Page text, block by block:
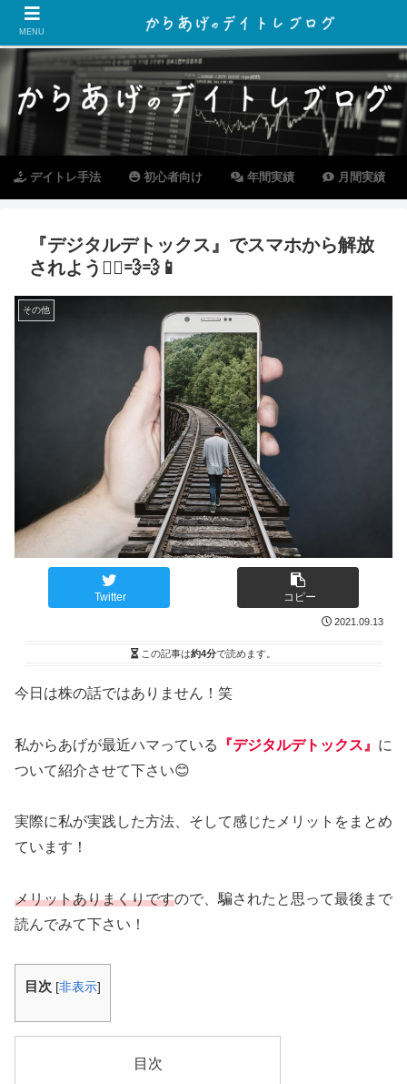
デイトレ手法 初心者向け 年間実績 月間実績
『デジタルデトックス』でスマホから解放
されよう🏃‍♂️💨💨📱
その他
Twitter コピー
2021.09.13
この記事は約4分で読めます。
今日は株の話ではありません！笑
私からあげが最近ハマっている 『デジタルデトックス』 に
ついて紹介させて下さい😊
実際に私が実践した方法、そして感じたメリットをまとめ
ています！
メリットありまくりですので、騙されたと思って最後まで
読んでみて下さい！
目次 [非表示]
目次
MENU